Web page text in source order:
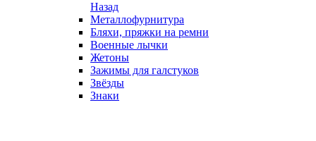
Назад
Металлофурнитура
Бляхи, пряжки на ремни
Военные лычки
Жетоны
Зажимы для галстуков
Звёзды
Знаки